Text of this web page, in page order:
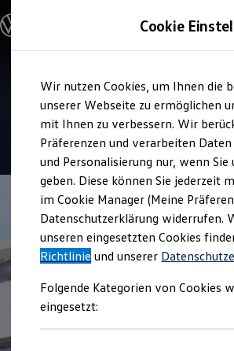
Hauptinhalt
springen
Footer
springen
Modelle und Konfigurator
Modelle vergleichen
Elektroautos
ENERGY Sondermodelle
Nutzfahrzeuge
SUV und CUV
Familienautos
Kombis
Kompaktwagen
Sportwagen
Schnell verfügbare Fahrzeuge
Angebote und Produkte
Aktuelle Angebote
E-Auto-Förderung
Volkswagen Marktplatz
Junge Gebrauchtwagen und
Volkswagen Zertifizierte
Zubehör- und Serviceangebote
Service
Auto Koch Bad
4.5| 46 Bewertungen
Cookie
Wir nutzen Cookies, um Ihnen die
unserer Webseite zu ermöglichen
mit Ihnen zu verbessern. Wir
Präferenzen und verarbeiten
und Personalisierung nur, wenn
geben. Diese können Sie jederzeit
im Cookie Manager (Meine
Datenschutzerklärung widerrufen.
unseren eingesetzten Cookies
Richtlinie und unserer
Folgende Kategorien von Cookies
eingesetzt: